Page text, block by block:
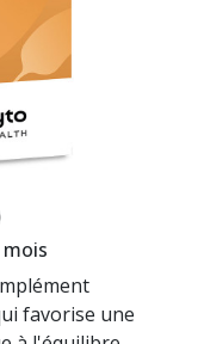
favorise une